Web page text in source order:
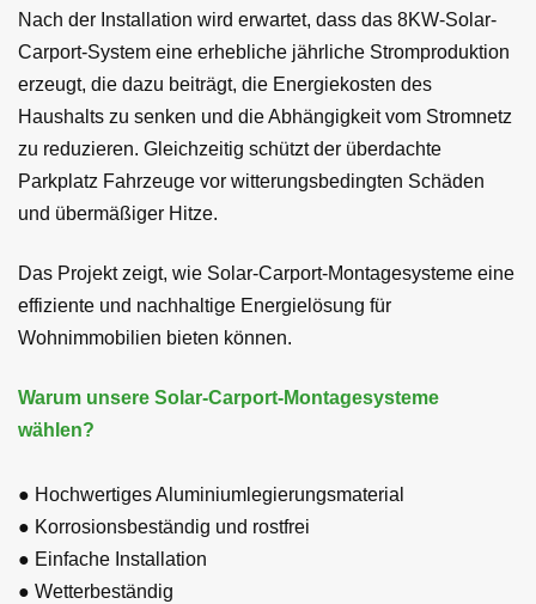
Nach der Installation wird erwartet, dass das 8KW-Solar-
Carport-System eine erhebliche jährliche Stromproduktion
erzeugt, die dazu beiträgt, die Energiekosten des
Haushalts zu senken und die Abhängigkeit vom Stromnetz
zu reduzieren. Gleichzeitig schützt der überdachte
Parkplatz Fahrzeuge vor witterungsbedingten Schäden
und übermäßiger Hitze.
Das Projekt zeigt, wie Solar-Carport-Montagesysteme eine
effiziente und nachhaltige Energielösung für
Wohnimmobilien bieten können.
Warum unsere Solar-Carport-Montagesysteme
wählen?
● Hochwertiges Aluminiumlegierungsmaterial
● Korrosionsbeständig und rostfrei
● Einfache Installation
● Wetterbeständig